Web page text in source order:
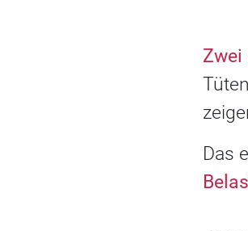
Zwei
Das